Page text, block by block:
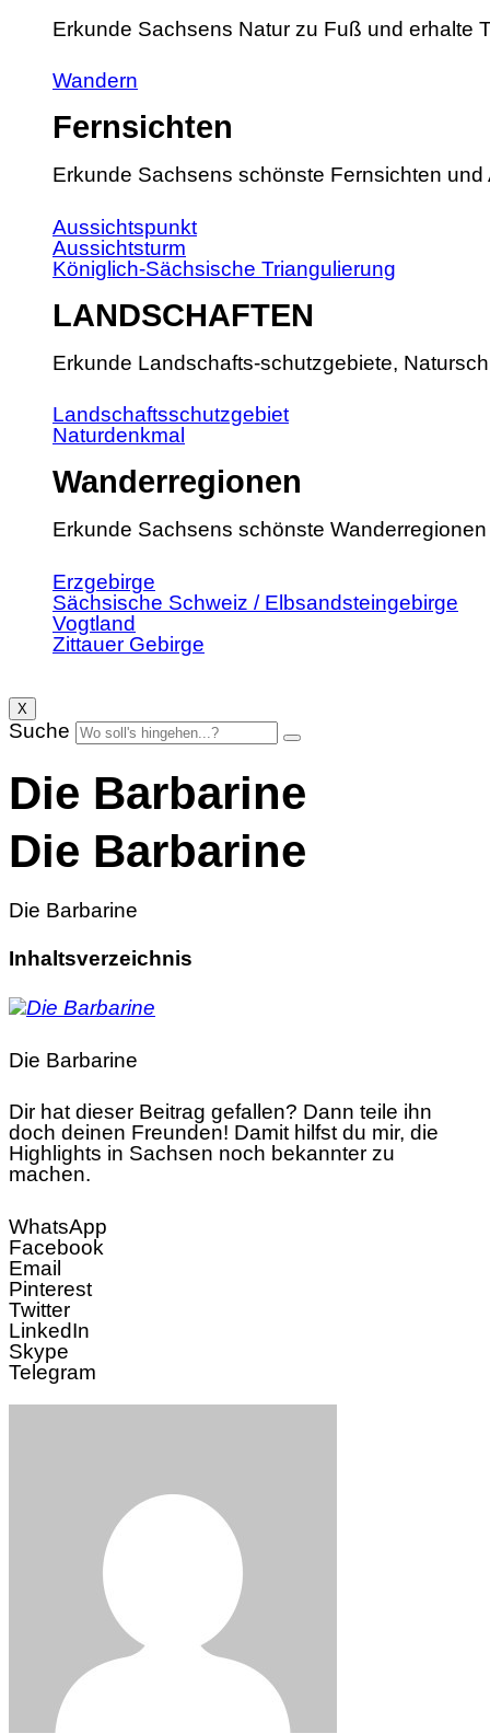
Erkunde Sachsens Natur zu Fuß und erhalte
Wandern
Fernsichten
Erkunde Sachsens schönste Fernsichten und
Aussichtspunkt
Aussichtsturm
Königlich-Sächsische Triangulierung
LANDSCHAFTEN
Erkunde Landschafts-schutzgebiete,
Landschaftsschutzgebiet
Naturdenkmal
Wanderregionen
Erkunde Sachsens schönste Wanderregionen
Erzgebirge
Sächsische Schweiz / Elbsandsteingebirge
Vogtland
Zittauer Gebirge
X
Suche
Die Barbarine
Die Barbarine
Die Barbarine
Inhaltsverzeichnis
Die Barbarine
Dir hat dieser Beitrag gefallen? Dann teile ihn
doch deinen Freunden! Damit hilfst du mir, die
Highlights in Sachsen noch bekannter zu
machen.
WhatsApp
Facebook
Email
Pinterest
Twitter
LinkedIn
Skype
Telegram